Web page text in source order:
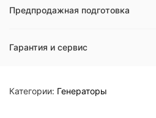
Предпродажная подготовка
Гарантия и сервис
Категории: Генераторы